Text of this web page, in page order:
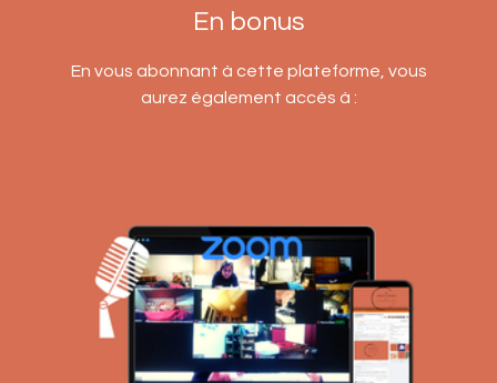
En bonus
En vous abonnant à cette plateforme, vous
aurez également accès à :